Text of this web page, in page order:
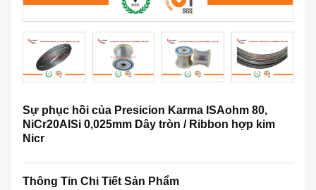
Sự phục hồi của Presicion Karma ISAohm 80,
NiCr20AlSi 0,025mm Dây tròn / Ribbon hợp kim
Nicr
Thông Tin Chi Tiết Sản Phẩm